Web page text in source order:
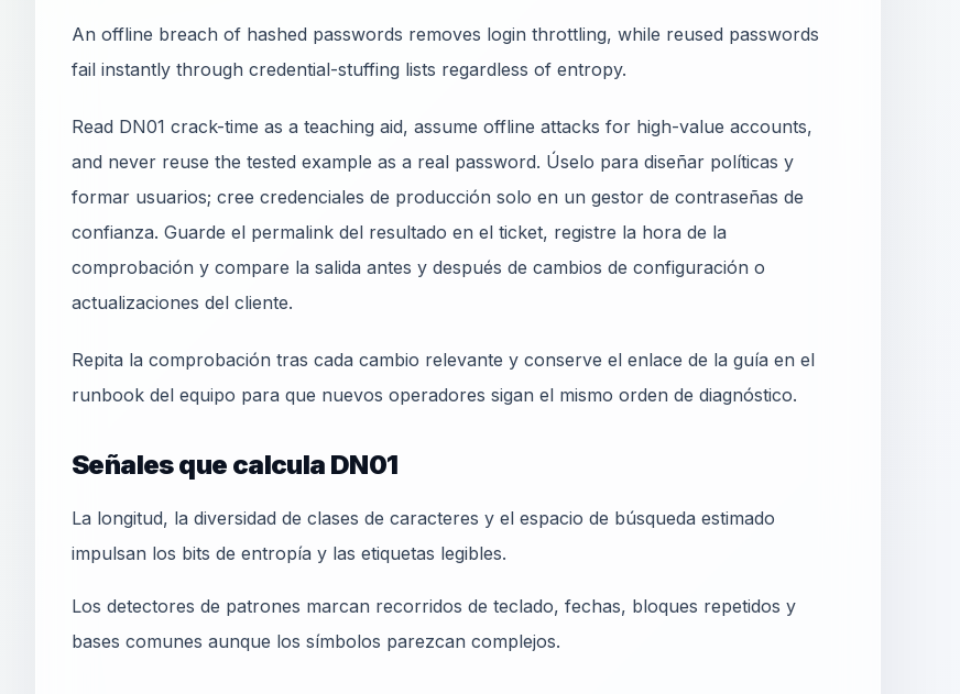
An offline breach of hashed passwords removes login throttling, while reused passwords
fail instantly through credential-stuffing lists regardless of entropy.
Read DN01 crack-time as a teaching aid, assume offline attacks for high-value accounts,
and never reuse the tested example as a real password. Úselo para diseñar políticas y
formar usuarios; cree credenciales de producción solo en un gestor de contraseñas de
confianza. Guarde el permalink del resultado en el ticket, registre la hora de la
comprobación y compare la salida antes y después de cambios de configuración o
actualizaciones del cliente.
Repita la comprobación tras cada cambio relevante y conserve el enlace de la guía en el
runbook del equipo para que nuevos operadores sigan el mismo orden de diagnóstico.
Señales que calcula DN01
La longitud, la diversidad de clases de caracteres y el espacio de búsqueda estimado
impulsan los bits de entropía y las etiquetas legibles.
Los detectores de patrones marcan recorridos de teclado, fechas, bloques repetidos y
bases comunes aunque los símbolos parezcan complejos.